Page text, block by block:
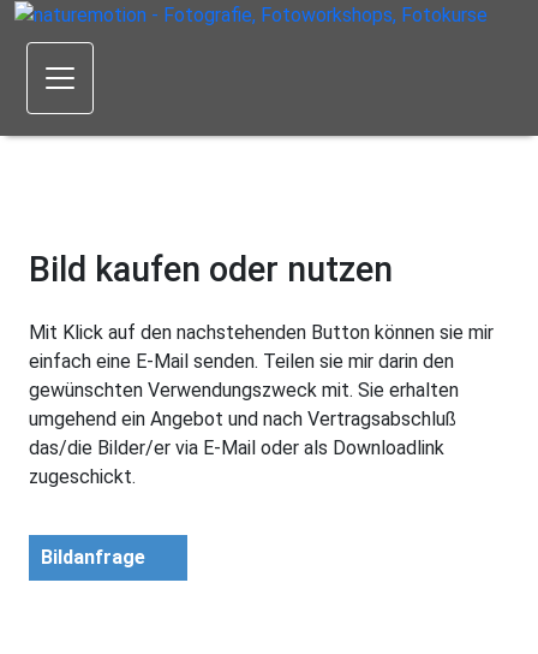
Bild kaufen oder nutzen
Mit Klick auf den nachstehenden Button können sie mir
einfach eine E-Mail senden. Teilen sie mir darin den
gewünschten Verwendungszweck mit. Sie erhalten
umgehend ein Angebot und nach Vertragsabschluß
das/die Bilder/er via E-Mail oder als Downloadlink
zugeschickt.
Bildanfrage